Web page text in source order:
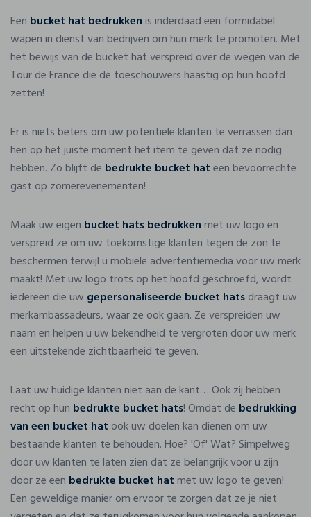
Een bucket hat bedrukkenis inderdaad een formidabel
wapen in dienst van bedrijven om hun merk te promoten. Met
het bewijs van de bucket hat verspreid over de wegen van de
Tour de France die de toeschouwers haastig op hun hoofd
zetten!
Er is niets beters om uw potentiële klanten te verrassen dan
hen op het juiste moment het item te geven dat ze nodig
hebben. Zo blijft de bedrukte bucket hateen bevoorrechte
gast op zomerevenementen!
Maak uw eigen bucket hats bedrukkenmet uw logo en
verspreid ze om uw toekomstige klanten tegen de zon te
beschermen terwijl u mobiele advertentiemedia voor uw merk
maakt! Met uw logo trots op het hoofd geschroefd, wordt
iedereen die uw gepersonaliseerde bucket hatsdraagt uw
merkambassadeurs, waar ze ook gaan. Ze verspreiden uw
naam en helpen u uw bekendheid te vergroten door uw merk
een uitstekende zichtbaarheid te geven.
Laat uw huidige klanten niet aan de kant… Ook zij hebben
recht op hun bedrukte bucket hats! Omdat de bedrukking
van een bucket hat ook uw doelen kan dienen om uw
bestaande klanten te behouden. Hoe? 'Of' Wat? Simpelweg
door uw klanten te laten zien dat ze belangrijk voor u zijn
door ze een bedrukte bucket hatmet uw logo te geven!
Een geweldige manier om ervoor te zorgen dat ze je niet